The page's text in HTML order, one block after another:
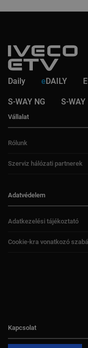
Daily eDAILY
S-WAY NG S-WAY
Vállalat
Rólunk
Szerviz hálózati partnerek
Adatvédelem
Adatkezelési tájékoztató
Cookie-kra vonatkozó
Kapcsolat